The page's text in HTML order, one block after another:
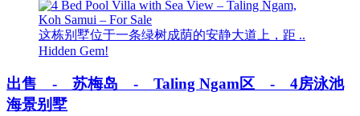
这栋别墅位于一条绿树成荫的安静大道上，距 ..
Hidden Gem!
出售 - 苏梅岛 - Taling Ngam区 - 4房泳池
海景别墅